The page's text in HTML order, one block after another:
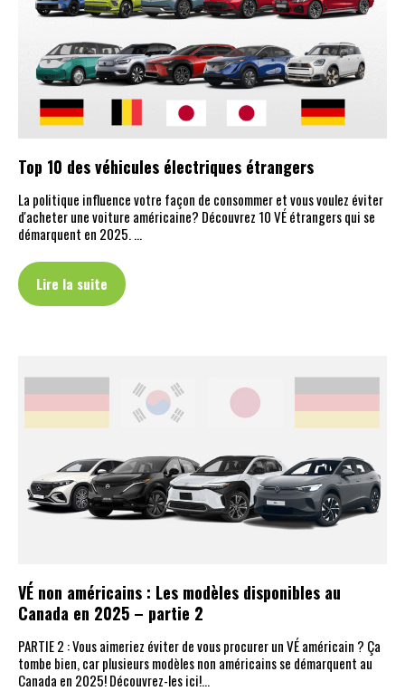
Top 10 des véhicules électriques étrangers
La politique influence votre façon de consommer et vous voulez éviter
d'acheter une voiture américaine? Découvrez 10 VÉ étrangers qui se
démarquent en 2025. …
Lire la suite
VÉ non américains : Les modèles disponibles au
Canada en 2025 – partie 2
PARTIE 2 : Vous aimeriez éviter de vous procurer un VÉ américain ? Ça
tombe bien, car plusieurs modèles non américains se démarquent au
Canada en 2025! Découvrez-les ici!…